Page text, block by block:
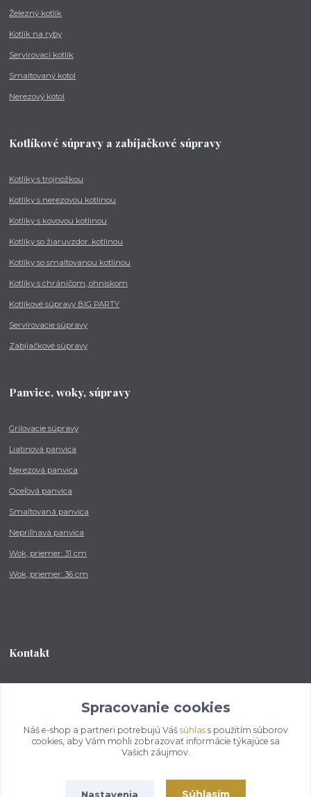
Železný kotlík
Kotlík na ryby
Servírovací kotlík
Smaltovaný kotol
Nerezový kotol
Kotlíkové súpravy a zabíjačkové súpravy
Kotlíky s trojnožkou
Kotlíky s nerezovou kotlinou
Kotlíky s kovovou kotlinou
Kotlíky so žiaruvzdor. kotlinou
Kotlíky so smaltovanou kotlinou
Kotlíky s chráničom, ohniskom
Kotlíkové súpravy BIG PARTY
Servírovacie súpravy
Zabíjačkové súpravy
Panvice, woky, súpravy
Grilovacie súpravy
Liatinová panvica
Nerezová panvica
Oceľová panvica
Smaltovaná panvica
Nepriľnavá panvica
Wok, priemer: 31 cm
Wok, priemer: 36 cm
Kontakt
od 8:00 - do 16:00 hod
info@kotlikovesupravy.sk
Spracovanie cookies
Náš e-shop a partneri potrebujú Váš súhlass použitím súborov
cookies, aby Vám mohli zobrazovať informácie týkajúce sa
Vašich záujmov.
Nastavenia Súhlasím